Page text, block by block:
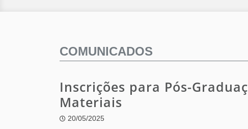
COMUNICADOS
Inscrições para Pós-
Materiais
20/05/2025